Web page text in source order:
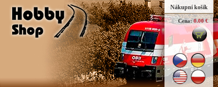
Nákupní košík
Cena: 0.00 €